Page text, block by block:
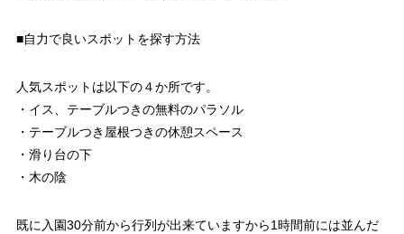
■自力で良いスポットを探す方法
人気スポットは以下の４か所です。
・イス、テーブルつきの無料のパラソル
・テーブルつき屋根つきの休憩スペース
・滑り台の下
・木の陰
既に入園30分前から行列が出来ていますから1時間前には並んだ